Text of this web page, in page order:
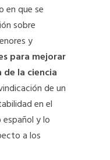
en que se
sobre
y
para mejorar
la ciencia
de un
en el
y lo
a los